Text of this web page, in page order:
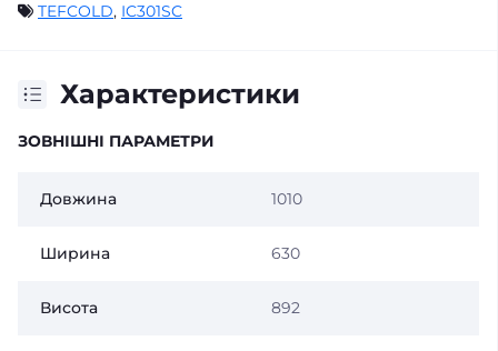
TEFCOLD, IC301SC
Характеристики
ЗОВНІШНІ ПАРАМЕТРИ
Довжина 1010
Ширина 630
Висота 892